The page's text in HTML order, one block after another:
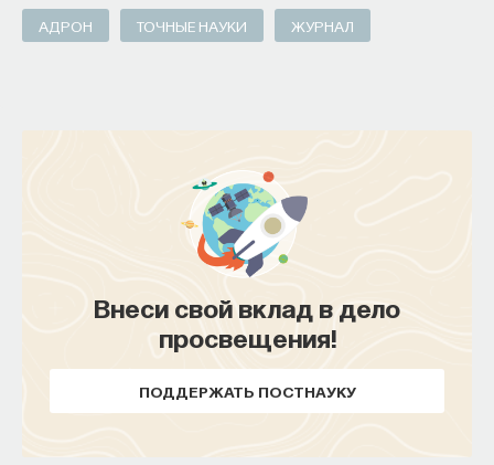
АДРОН ТОЧНЫЕ НАУКИ ЖУРНАЛ
Внеси свой вклад в дело
просвещения!
ПОДДЕРЖАТЬ ПОСТНАУКУ